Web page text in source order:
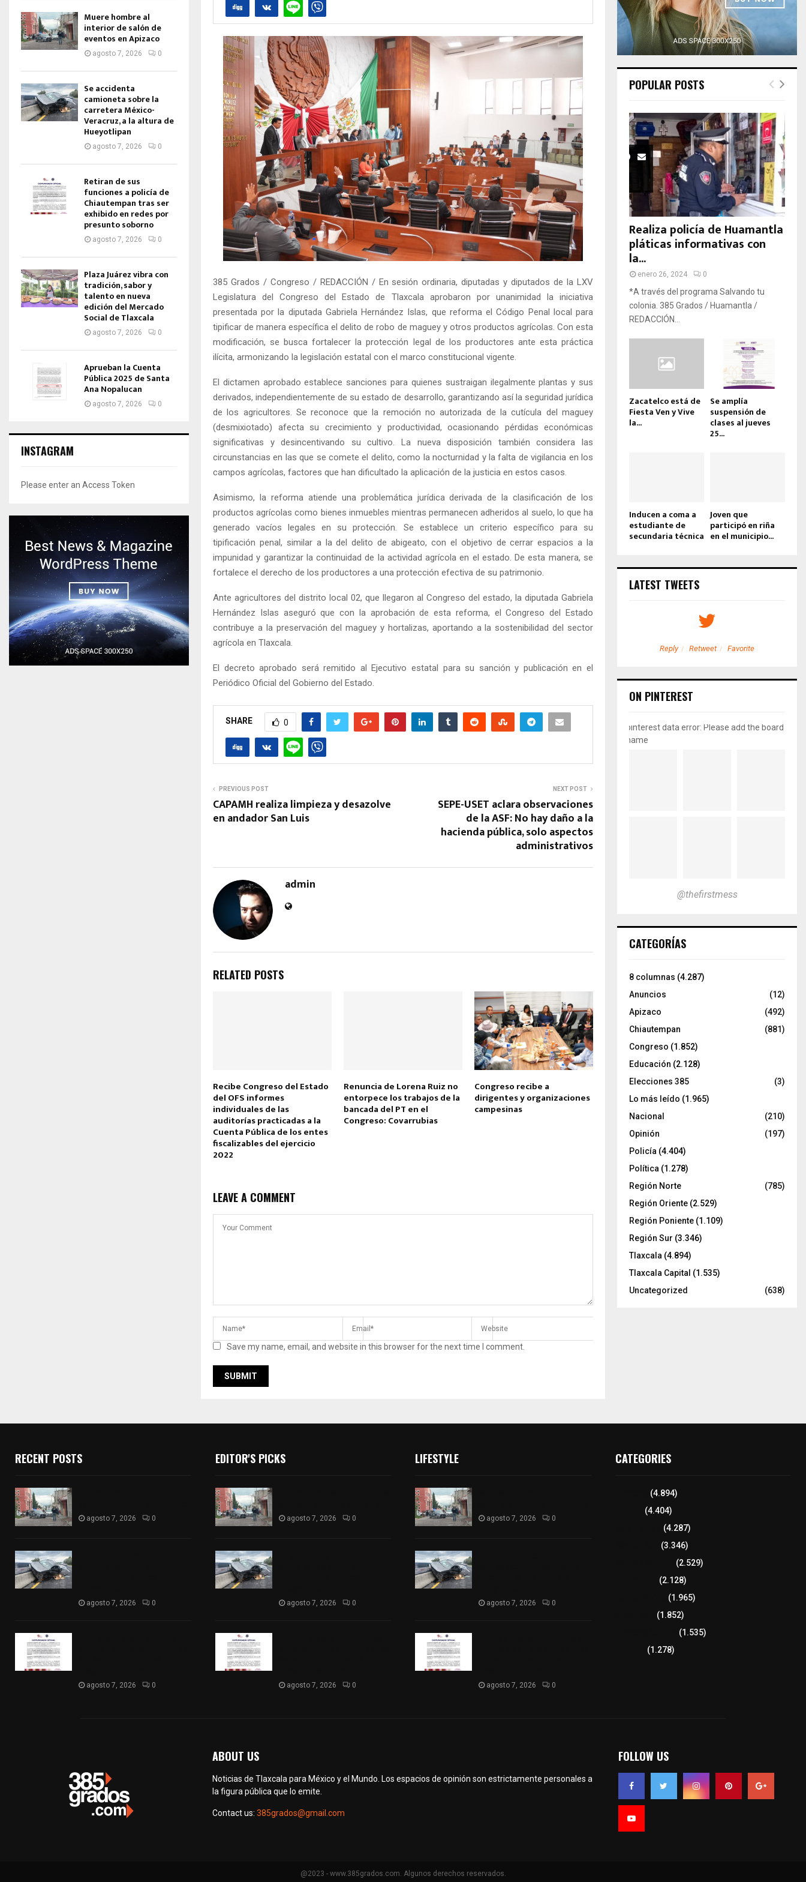
385 Grados / Congreso / REDACCIÓN / En sesión ordinaria, diputadas y diputados de la LXV
Legislatura del Congreso del Estado de Tlaxcala aprobaron por unanimidad la iniciativa
presentada por la diputada Gabriela Hernández Islas, que reforma el Código Penal local para
tipificar de manera específica el delito de robo de maguey y otros productos agrícolas. Con esta
modificación, se busca fortalecer la protección legal de los productores ante esta práctica
ilícita, armonizando la legislación estatal con el marco constitucional vigente.
El dictamen aprobado establece sanciones para quienes sustraigan ilegalmente plantas y sus
derivados, independientemente de su estado de desarrollo, garantizando así la seguridad jurídica
de los agricultores. Se reconoce que la remoción no autorizada de la cutícula del maguey
(desmixiotado) afecta su crecimiento y productividad, ocasionando pérdidas económicas
significativas y desincentivando su cultivo. La nueva disposición también considera las
circunstancias en las que se comete el delito, como la nocturnidad y la falta de vigilancia en los
campos agrícolas, factores que han dificultado la aplicación de la justicia en estos casos.
Asimismo, la reforma atiende una problemática jurídica derivada de la clasificación de los
productos agrícolas como bienes inmuebles mientras permanecen adheridos al suelo, lo que ha
generado vacíos legales en su protección. Se establece un criterio específico para su
tipificación penal, similar a la del delito de abigeato, con el objetivo de cerrar espacios a la
impunidad y garantizar la continuidad de la actividad agrícola en el estado. De esta manera, se
fortalece el derecho de los productores a una protección efectiva de su patrimonio.
Ante agricultores del distrito local 02, que llegaron al Congreso del estado, la diputada Gabriela
Hernández Islas aseguró que con la aprobación de esta reforma, el Congreso del Estado
contribuye a la preservación del maguey y hortalizas, aportando a la sostenibilidad del sector
agrícola en Tlaxcala.
El decreto aprobado será remitido al Ejecutivo estatal para su sanción y publicación en el
Periódico Oficial del Gobierno del Estado.
SHARE 0
PREVIOUS POST
CAPAMH realiza limpieza y desazolve
en andador San Luis
NEXT POST
SEPE-USET aclara observaciones
de la ASF: No hay daño a la
hacienda pública, solo aspectos
administrativos
admin
RELATED POSTS
Recibe Congreso del Estado
del OFS informes
individuales de las
auditorías practicadas a la
Cuenta Pública de los entes
fiscalizables del ejercicio
2022
Renuncia de Lorena Ruiz no
entorpece los trabajos de la
bancada del PT en el
Congreso: Covarrubias
Congreso recibe a
dirigentes y organizaciones
campesinas
LEAVE A COMMENT
Save my name, email, and website in this browser for the next time I comment.
Muere hombre al
interior de salón de
eventos en Apizaco
agosto 7, 2026 0
Se accidenta
camioneta sobre la
carretera México-
Veracruz, a la altura de
Hueyotlipan
agosto 7, 2026 0
Retiran de sus
funciones a policía de
Chiautempan tras ser
exhibido en redes por
presunto soborno
agosto 7, 2026 0
Plaza Juárez vibra con
tradición, sabor y
talento en nueva
edición del Mercado
Social de Tlaxcala
agosto 7, 2026 0
Aprueban la Cuenta
Pública 2025 de Santa
Ana Nopalucan
agosto 7, 2026 0
INSTAGRAM
Please enter an Access Token
POPULAR POSTS
Realiza policía de Huamantla
pláticas informativas con
la...
enero 26, 2024 0
*A través del programa Salvando tu
colonia. 385 Grados / Huamantla /
REDACCIÓN...
Zacatelco está de
Fiesta Ven y Vive
la...
Se amplía
suspensión de
clases al jueves
25...
Inducen a coma a
estudiante de
secundaria técnica
Joven que
participó en riña
en el municipio...
LATEST TWEETS
Reply Retweet Favorite
ON PINTEREST
pinterest data error: Please add the board
name
@thefirstmess
CATEGORÍAS
8 columnas (4.287)
Anuncios
(12)
Apizaco
(492)
Chiautempan
(881)
Congreso (1.852)
Educación (2.128)
Elecciones 385
(3)
Lo más leído (1.965)
Nacional
(210)
Opinión
(197)
Policía (4.404)
Política (1.278)
Región Norte
(785)
Región Oriente (2.529)
Región Poniente (1.109)
Región Sur (3.346)
Tlaxcala (4.894)
Tlaxcala Capital (1.535)
Uncategorized
(638)
RECENT POSTS
agosto 7, 2026 0
agosto 7, 2026 0
agosto 7, 2026 0
EDITOR'S PICKS
agosto 7, 2026 0
agosto 7, 2026 0
agosto 7, 2026 0
LIFESTYLE
agosto 7, 2026 0
agosto 7, 2026 0
agosto 7, 2026 0
CATEGORIES
(4.894)
(4.404)
(4.287)
(3.346)
(2.529)
(2.128)
(1.965)
(1.852)
(1.535)
(1.278)
ABOUT US
Noticias de Tlaxcala para México y el Mundo. Los espacios de opinión son estrictamente personales a
la figura pública que lo emite.
Contact us: 385grados@gmail.com
FOLLOW US
@2023 - www.385grados.com. Algunos derechos reservados.